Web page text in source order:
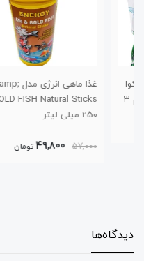
غذا ماهی انرژی مدل KOI &amp;
GOLD FISH Natural Sticks حجم
49,800 تومان
دیدگاه‌ها